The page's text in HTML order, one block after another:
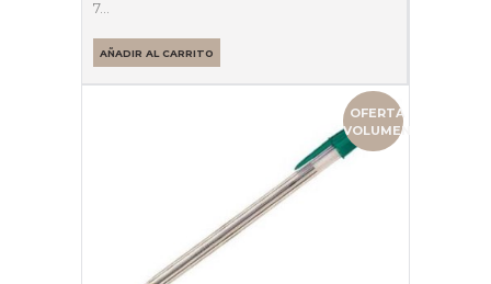
7…
AÑADIR AL CARRITO
OFERTA
VOLUMEN